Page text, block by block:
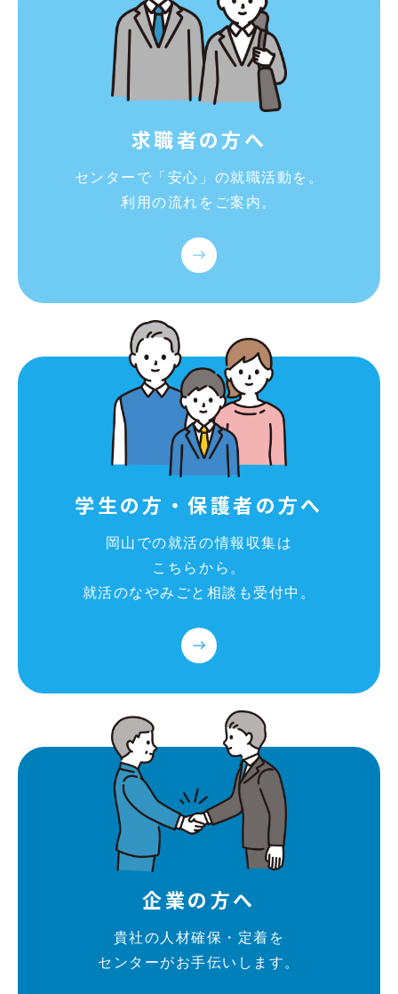
求職者の方へ
センターで「安心」の就職活動を。
利用の流れをご案内。
学生の方・保護者の方へ
岡山での就活の情報収集は
こちらから。
就活のなやみごと相談も受付中。
企業の方へ
貴社の人材確保・定着を
センターがお手伝いします。